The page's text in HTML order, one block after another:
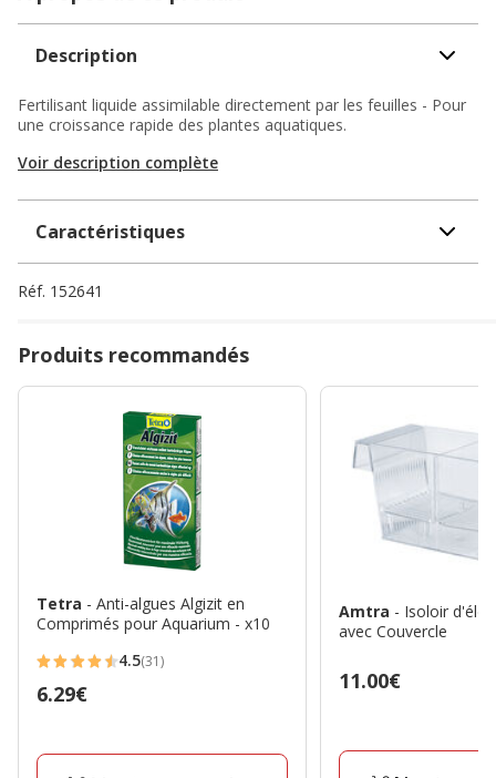
Description
Fertilisant liquide assimilable directement par les feuilles - Pour
une croissance rapide des plantes aquatiques.
Voir description complète
Caractéristiques
Réf. 152641
Produits recommandés
Tetra - Anti-algues Algizit en
Comprimés pour Aquarium - x10
4.5
étoiles
31
4.5(31)
Prix
6.29€
Amtra - Isoloir
avec Couvercle
Prix
11.00€